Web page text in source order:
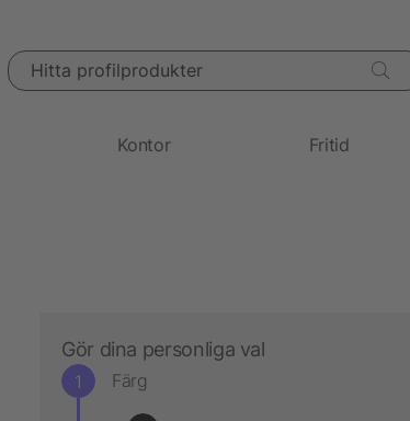
Hitta profilprodukter
Kontor Fritid
Gör dina personliga val
Färg